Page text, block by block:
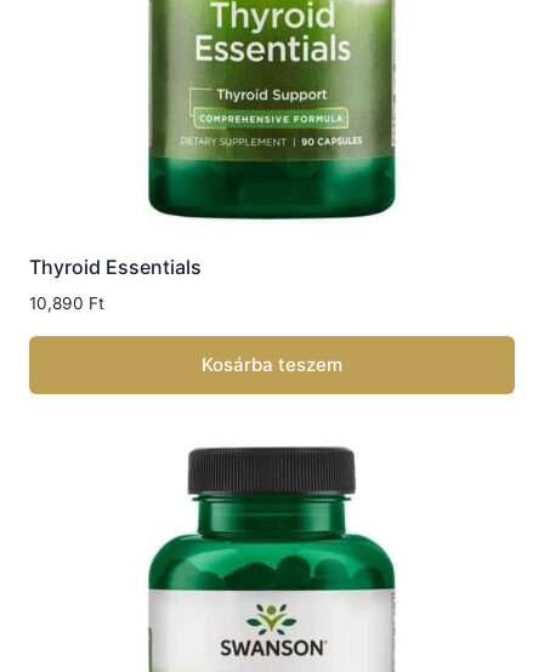
Thyroid Essentials
10,890 Ft
Kosárba teszem